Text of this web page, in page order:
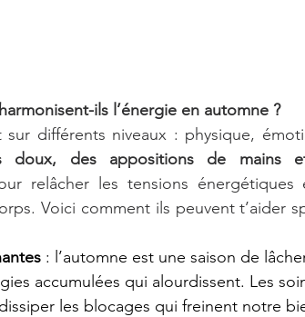
ils l’énergie en automne ?
sur différents niveaux : physique,
doux, des appositions de mains
relâcher les tensions énergétiques
Voici comment ils peuvent t’aider
: l’automne est une saison de
accumulées qui alourdissent. Les
les blocages qui freinent notre